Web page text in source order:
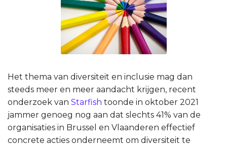
Het thema van diversiteit en inclusie mag dan
steeds meer en meer aandacht krijgen, recent
onderzoek van Starfish toonde in oktober 2021
jammer genoeg nog aan dat slechts 41% van de
organisaties in Brussel en Vlaanderen effectief
concrete acties onderneemt om diversiteit te